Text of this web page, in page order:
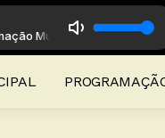
com Programação
canto